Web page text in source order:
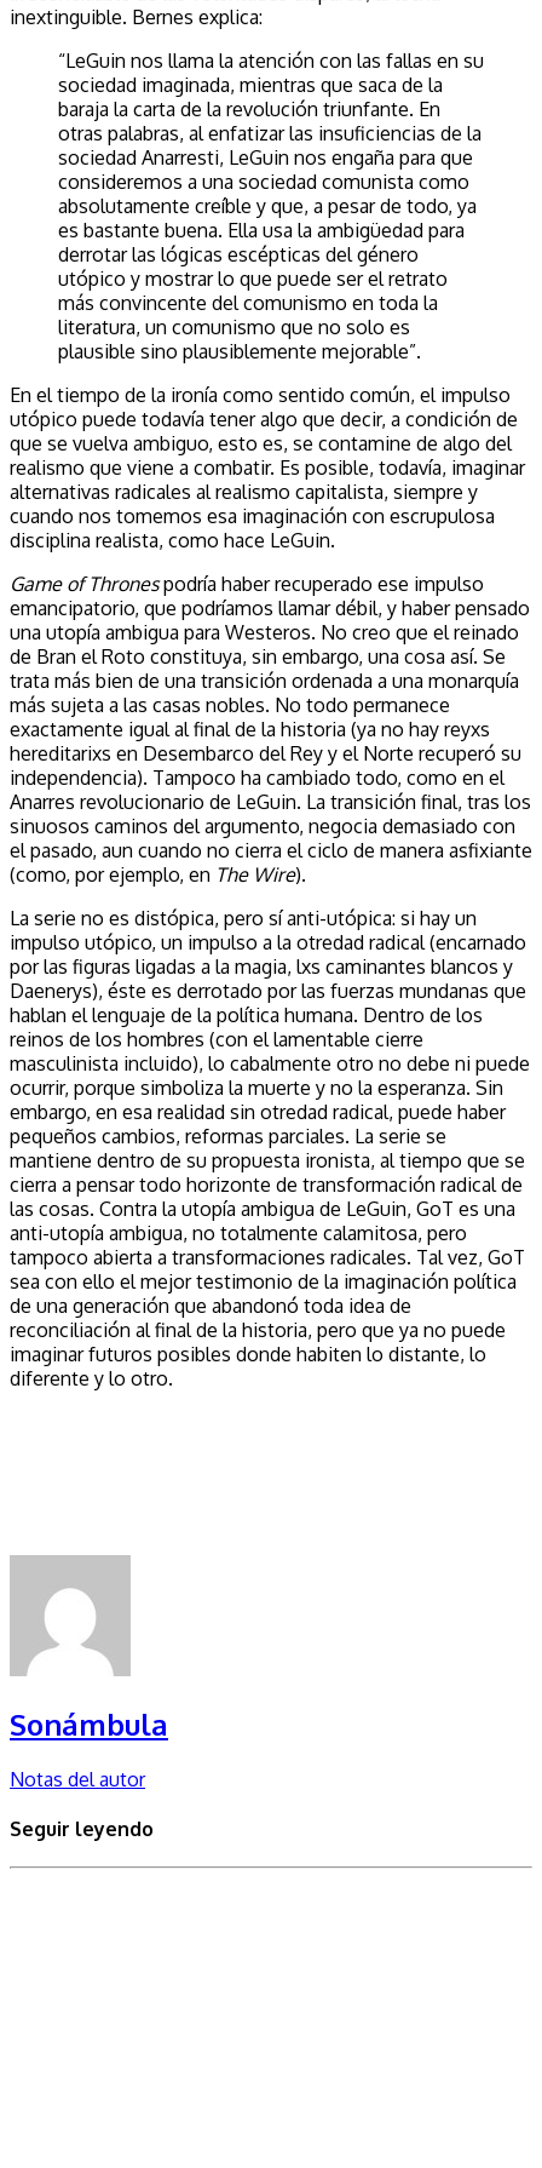
inextinguible. Bernes explica:
“LeGuin nos llama la atención con las fallas en su
sociedad imaginada, mientras que saca de la
baraja la carta de la revolución triunfante. En
otras palabras, al enfatizar las insuficiencias de la
sociedad Anarresti, LeGuin nos engaña para que
consideremos a una sociedad comunista como
absolutamente creíble y que, a pesar de todo, ya
es bastante buena. Ella usa la ambigüedad para
derrotar las lógicas escépticas del género
utópico y mostrar lo que puede ser el retrato
más convincente del comunismo en toda la
literatura, un comunismo que no solo es
plausible sino plausiblemente mejorable”.
En el tiempo de la ironía como sentido común, el impulso
utópico puede todavía tener algo que decir, a condición de
que se vuelva ambiguo, esto es, se contamine de algo del
realismo que viene a combatir. Es posible, todavía, imaginar
alternativas radicales al realismo capitalista, siempre y
cuando nos tomemos esa imaginación con escrupulosa
disciplina realista, como hace LeGuin.
Game of Thronespodría haber recuperado ese impulso
emancipatorio, que podríamos llamar débil, y haber pensado
una utopía ambigua para Westeros. No creo que el reinado
de Bran el Roto constituya, sin embargo, una cosa así. Se
trata más bien de una transición ordenada a una monarquía
más sujeta a las casas nobles. No todo permanece
exactamente igual al final de la historia (ya no hay reyxs
hereditarixs en Desembarco del Rey y el Norte recuperó su
independencia). Tampoco ha cambiado todo, como en el
Anarres revolucionario de LeGuin. La transición final, tras los
sinuosos caminos del argumento, negocia demasiado con
el pasado, aun cuando no cierra el ciclo de manera asfixiante
(como, por ejemplo, en The Wire).
La serie no es distópica, pero sí anti-utópica: si hay un
impulso utópico, un impulso a la otredad radical (encarnado
por las figuras ligadas a la magia, lxs caminantes blancos y
Daenerys), éste es derrotado por las fuerzas mundanas que
hablan el lenguaje de la política humana. Dentro de los
reinos de los hombres (con el lamentable cierre
masculinista incluido), lo cabalmente otro no debe ni puede
ocurrir, porque simboliza la muerte y no la esperanza. Sin
embargo, en esa realidad sin otredad radical, puede haber
pequeños cambios, reformas parciales. La serie se
mantiene dentro de su propuesta ironista, al tiempo que se
cierra a pensar todo horizonte de transformación radical de
las cosas. Contra la utopía ambigua de LeGuin, GoT es una
anti-utopía ambigua, no totalmente calamitosa, pero
tampoco abierta a transformaciones radicales. Tal vez, GoT
sea con ello el mejor testimonio de la imaginación política
de una generación que abandonó toda idea de
reconciliación al final de la historia, pero que ya no puede
imaginar futuros posibles donde habiten lo distante, lo
diferente y lo otro.
Sonámbula
Notas del autor
Seguir leyendo